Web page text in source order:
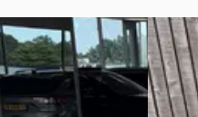
·2022
80th Anniversary
Jeep
€